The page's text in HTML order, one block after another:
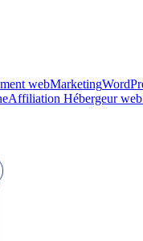
webMarketing
Affiliation Hébergeur web